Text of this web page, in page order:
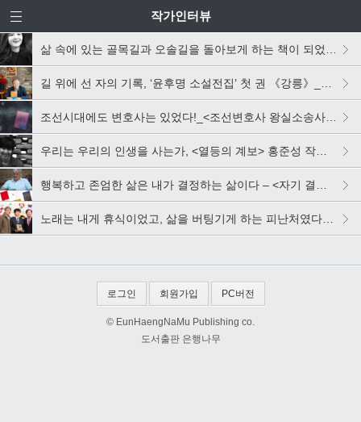
작가인터뷰
삶 속에 있는 골목길과 오솔길을 돌아보게 하는 책이 되었으면 합니다_<집 떠나 집> 하유지 작가 인터뷰
길 위에 선 자의 기록, ‘윤후명 소설전집’ 첫 권 《강릉》_윤후명 작가 인터뷰
조선시대에도 변호사는 있었다!_<조선변호사 왕실소송사건> 정명섭 작가 인터뷰
우리는 우리의 인생을 사는가, <열등의 계보> 홍준성 작가 인터뷰
행복하고 존엄한 삶은 내가 결정하는 삶이다 – <자기 결정>의 작가 ‘페터 비에리’
노래는 내게 휴식이었고, 삶을 버팅기게 하는 피난처였다-<노래는 누가 듣는가> 이동효 작가
로그인 회원가입 PC버전
© EunHaengNaMu Publishing co.
도서출판 은행나무